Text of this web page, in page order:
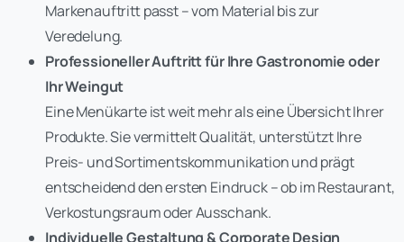
Markenauftritt passt – vom Material bis zur
Veredelung.
Professioneller Auftritt für Ihre Gastronomie oder
Ihr Weingut
Eine Menükarte ist weit mehr als eine Übersicht Ihrer
Produkte. Sie vermittelt Qualität, unterstützt Ihre
Preis- und Sortimentskommunikation und prägt
entscheidend den ersten Eindruck – ob im Restaurant,
Verkostungsraum oder Ausschank.
Individuelle Gestaltung & Corporate Design